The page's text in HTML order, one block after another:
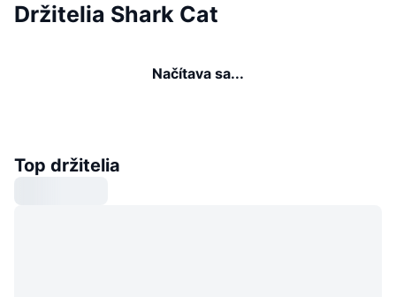
Držitelia Shark Cat
Načítava sa...
Top držitelia